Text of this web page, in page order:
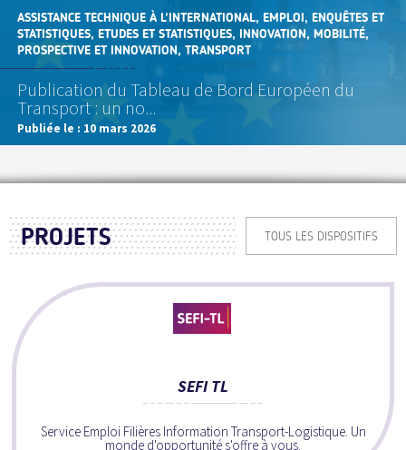
ASSISTANCE TECHNIQUE À L'INTERNATIONAL, EMPLOI, ENQUÊTES ET
STATISTIQUES, ETUDES ET STATISTIQUES, INNOVATION, MOBILITÉ,
PROSPECTIVE ET INNOVATION, TRANSPORT
Publication du Tableau de Bord Européen du
Transport : un no...
Publiée le : 10 mars 2026
PROJETS TOUS LES DISPOSITIFS
SEFI TL
Service Emploi Filières Information Transport-Logistique. Un
monde d'opportunité s'offre à vous.